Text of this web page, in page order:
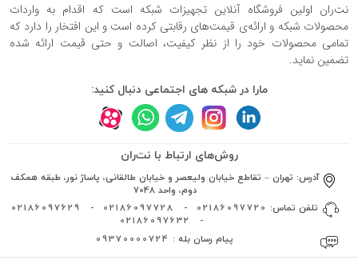
نت‌ران اولین فروشگاه آنلاین تجهیزات شبکه است که اقدام به واردات
محصولات شبکه و ارائه‌ی قیمت‌های رقابتی کرده است و این افتخار را دارد که
تمامی محصولات خود را از نظر کیفیت، اصالت و حتی قیمت ارائه شده
تضمین نماید.
مارا در شبکه های اجتماعی دنبال کنید:
روش‌های ارتباط با نت‌ران
آدرس: تهران – تقاطع خیابان ولیعصر و خیابان طالقانی، پاساژ نور، طبقه همکف
دوم، واحد 7048
تلفن تماس: 02186097720
-
02186097728
-
02186097629
-
02186097632
پیام رسان بله : 09370000724